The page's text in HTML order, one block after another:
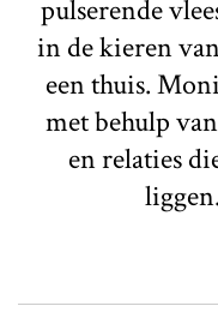
pulserende
in de kieren
een thuis.
met behulp
en relaties
liggen.